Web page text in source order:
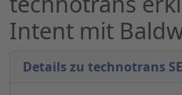
Intent mit
Details zu technotrans SE